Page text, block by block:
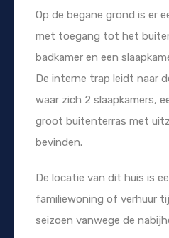
Op de begane grond is er
met toegang tot het
badkamer en een
De interne trap leidt naar
waar zich 2 slaapkamers,
groot buitenterras met
bevinden.
De locatie van dit huis is
familiewoning of verhuur
seizoen vanwege de